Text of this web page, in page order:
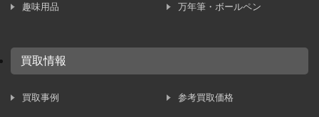
趣味用品 万年筆・ボールペン
買取情報
買取事例 参考買取価格